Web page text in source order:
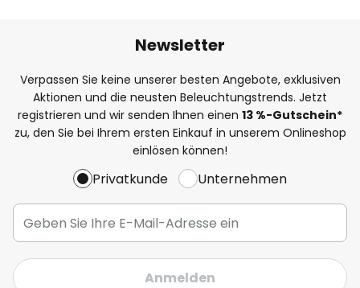
Newsletter
Verpassen Sie keine unserer besten Angebote, exklusiven
Aktionen und die neusten Beleuchtungstrends. Jetzt
registrieren und wir senden Ihnen einen 13 %-Gutschein*
zu, den Sie bei Ihrem ersten Einkauf in unserem Onlineshop
einlösen können!
Privatkunde Unternehmen
Anmelden